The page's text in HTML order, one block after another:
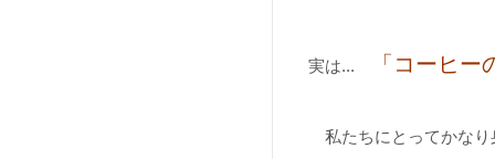
実は... 「コーヒー
私たちにとってかな